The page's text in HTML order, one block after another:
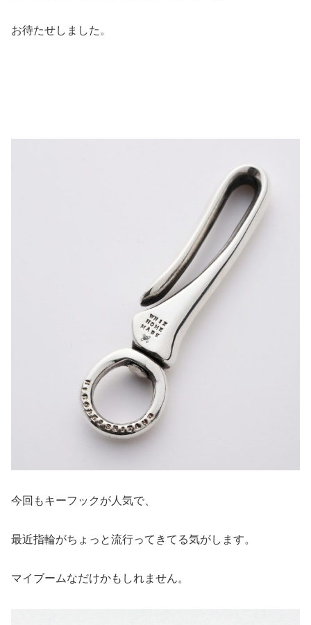
お待たせしました。
今回もキーフックが人気で、
最近指輪がちょっと流行ってきてる気がします。
マイブームなだけかもしれません。